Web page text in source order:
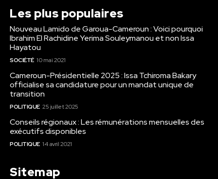
Les plus populaires
Nouveau Lamido de Garoua-Cameroun : Voici pourquoi
Ibrahim El Rachidine Yerima Souleymanou et non Issa
Hayatou
SOCIÉTÉ 10 mai 2021
Cameroun-Présidentielle 2025 : Issa Tchiroma Bakary
officialise sa candidature pour un mandat unique de
transition
POLITIQUE 25 juillet 2025
Conseils régionaux : Les rémunérations mensuelles des
exécutifs disponibles
POLITIQUE 14 avril 2021
Sitemap